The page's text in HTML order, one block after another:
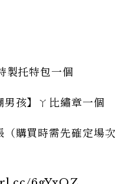
製托特包一個
孩】ㄚ比繡章一個
購買時需先確定場次